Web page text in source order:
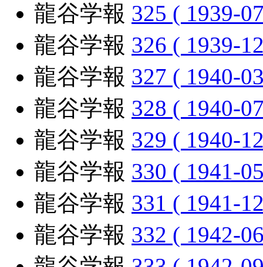
龍谷学報 325 ( 1939-
龍谷学報 326 ( 1939-
龍谷学報 327 ( 1940-
龍谷学報 328 ( 1940-
龍谷学報 329 ( 1940-
龍谷学報 330 ( 1941-
龍谷学報 331 ( 1941-
龍谷学報 332 ( 1942-